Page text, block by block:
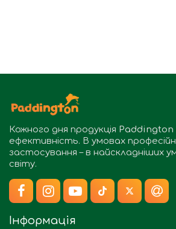
Кожного дня продукція Paddington
ефективність. В умовах
застосування – в найскладніших
світу.
Інформація